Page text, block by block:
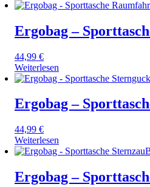
Ergobag –
44,99 €
Weiterlesen
Ergobag –
44,99 €
Weiterlesen
Ergobag –